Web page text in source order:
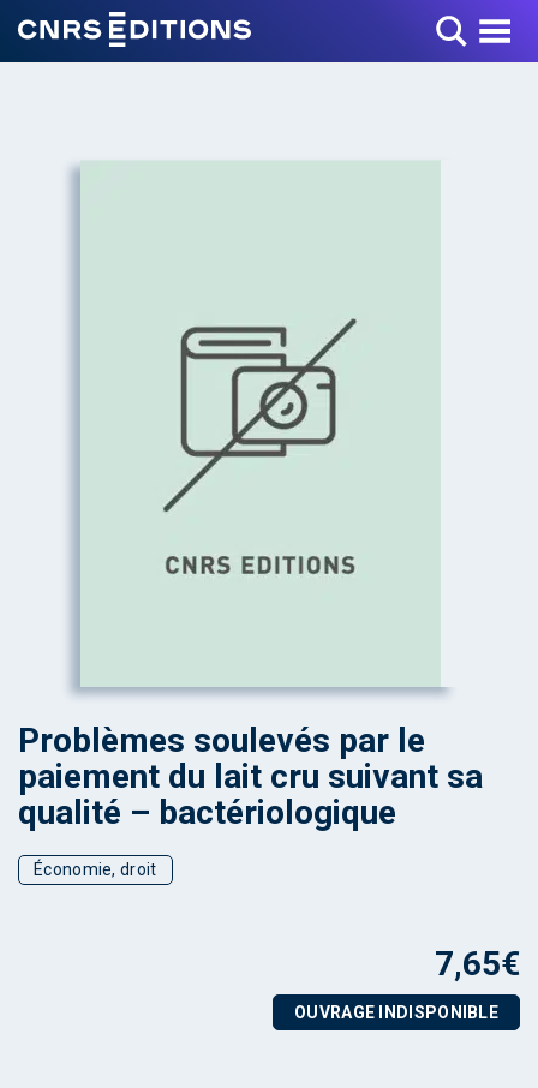
Toggle Menu
Problèmes soulevés par le
paiement du lait cru suivant sa
qualité – bactériologique
Économie, droit
7,65€
OUVRAGE INDISPONIBLE